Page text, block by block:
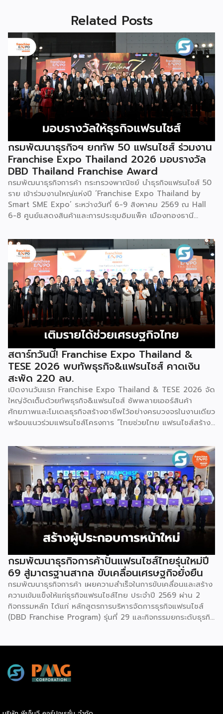
Related Posts
กรมพัฒนาธุรกิจฯ ยกทัพ 50 แฟรนไชส์ ร่วมงาน
Franchise Expo Thailand 2026 มอบรางวัล
DBD Thailand Franchise Award
กรมพัฒนาธุรกิจการค้า กระทรวงพาณิชย์ นำธุรกิจแฟรนไชส์ 50
ราย เข้าร่วมงานใหญ่แห่งปี ‘Franchise Expo Thailand by
Smart SME Expo’ ระหว่างวันที่ 6-9 สิงหาคม 2569 ณ Hall
6-8 ศูนย์แสดงสินค้าและการประชุมอิมแพ็ค เมืองทองธานี
2026 ให้แก่ผู้ประกอบธุรกิจแฟรนไชส์ที่อยู่ในการส่งเสริมสนับสนุน
ของกรมฯ นายพูนพงษ์ นัยนาภากรณ์ อธิบดีกรมพัฒนาธุรกิจ
การค้า กระทรวงพาณิชย์ เปิดเผยภายหลังเป็นประธานเปิดงาน
“งานแฟรนไชส์ เอ็กซ์โป ไทยแลนด์ บาย สมาร์ท เอสเอ็มอี เอ็กซ์
โป (Franchise Expo Thailand by Smart SME Expo)” ซึ่ง
เป็นงานแสดงธุรกิจแฟรนไชส์ชั้นนำที่จัดขึ้นโดย บริษัท พีเอ็มจี
คอร์ปอเรชัน จำกัด เพื่อยกระดับศักยภาพของผู้ประกอบการและ
เจ้าของธุรกิจที่ต้องการขยายกิจการผ่านระบบแฟรนไชส์ […]
สตาร์ทวันนี้! Franchise Expo Thailand &
TESE 2026 พบทัพธุรกิจ&แฟรนไชส์ คาดเงิน
สะพัด 220 ลบ.
เปิดงานวันแรก Franchise Expo Thailand & TESE 2026 จัด
ใหญ่จัดเต็มด้วยทัพธุรกิจ&แฟรนไชส์ ซัพพลายเออร์สินค้า
ศักยภาพและโมเดลธุรกิจสร้างอาชีพไว้อย่างครบวงจรในงานเดียว
พร้อมแนวร่วมแฟรนไชส์โครงการ “ไทยช่วยไทย แฟรนไชส์สร้าง
รวมกว่า 250 บูธ บนพื้นที่ 15,000 ตารางเมตร หวังเป็นทาง
เลือกสร้างรายได้เพิ่มและพยุงเศรษฐกิจไทยให้ฟื้นตัว เสิร์ฟครบ
จบในงานด้วยสินเชื่อ และทำเลทองทั่วประเทศ พร้อมเสวนาให้
ความรู้โดยผู้ทรงคุณวุฒิคับคั่ง และกิจกรรมเจรจาจับคู่ธุรกิจทั้งใน
และต่างประเทศ งานจัดต่อเนื่องระหว่างวันที่ 6-9 สิงหาคมนี้ ที่
ฮอลล์ 6-8 อิมแพ็คเมืองทองธานี คาดเม็ดเงินสะพัดในงานราว
220 ล้านบาท นายพูนพงษ์ นัยนาภากรณ์ อธิบดีกรมพัฒนา
ธุรกิจการค้า กระทรวงพาณิชย์ กล่าวว่า งาน ” Franchise Expo
Thailand & Thailand E-Commerce Selection Expo
(TESE 2026) เป็นเวทีแสดงธุรกิจแฟรนไชส์และโซลูชั่นส์แบบครบ
วงจร […]
กรมพัฒนาธุรกิจการค้าปั้นแฟรนไชส์ไทยรุ่นใหม่ปี
69 สู่มาตรฐานสากล ขับเคลื่อนเศรษฐกิจยั่งยืน
กรมพัฒนาธุรกิจการค้า เผยความสำเร็จในการขับเคลื่อนและสร้าง
ความเข้มแข็งให้แก่ธุรกิจแฟรนไชส์ไทย ประจำปี 2569 ผ่าน 2
กิจกรรมหลัก ได้แก่ หลักสูตรการบริหารจัดการธุรกิจแฟรนไชส์
(DBD Franchise Program) รุ่นที่ 29 และกิจกรรมยกระดับธุรกิจ
กรมพัฒนาธุรกิจการค้า กระทรวงพาณิชย์ เปิดเผยภายหลังเป็น
ประธานมอบประกาศนียบัตรแก่ผู้ประกอบการแฟรนไชส์ใน 2